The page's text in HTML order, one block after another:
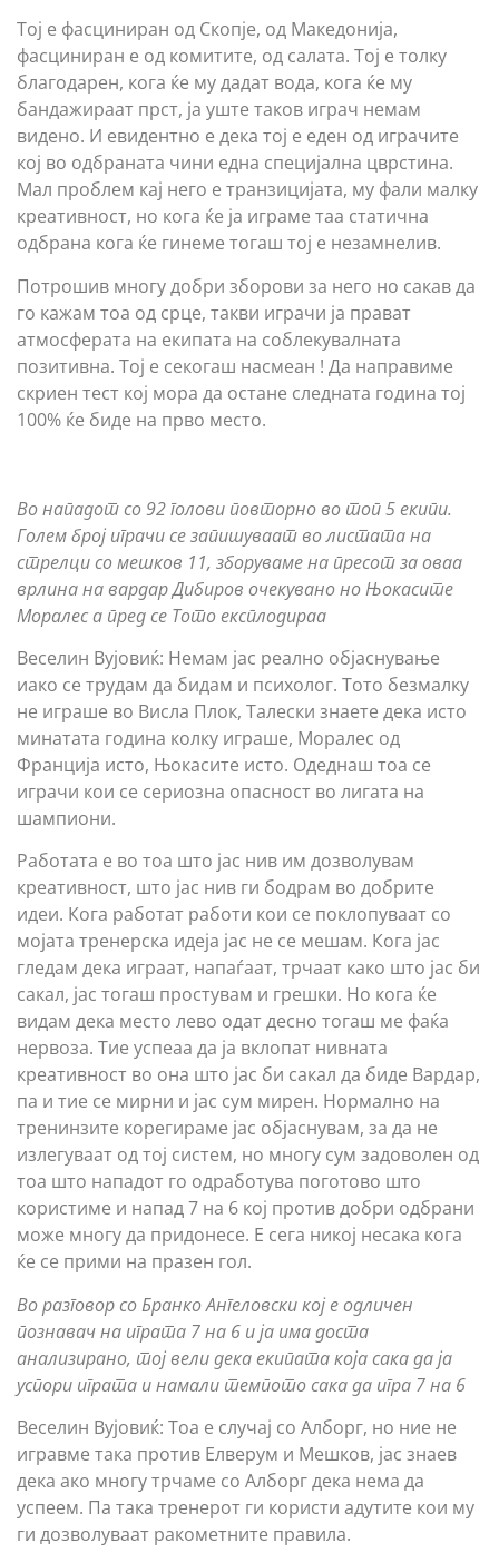
Тој е фасциниран од Скопје, од Македонија,
фасциниран е од комитите, од салата. Тој е толку
благодарен, кога ќе му дадат вода, кога ќе му
бандажираат прст, ја уште таков играч немам
видено. И евидентно е дека тој е еден од играчите
кој во одбраната чини една специјална цврстина.
Мал проблем кај него е транзицијата, му фали малку
креативност, но кога ќе ја играме таа статична
одбрана кога ќе гинеме тогаш тој е незамнелив.
Потрошив многу добри зборови за него но сакав да
го кажам тоа од срце, такви играчи ја прават
атмосферата на екипата на соблекувалната
позитивна. Тој е секогаш насмеан ! Да направиме
скриен тест кој мора да остане следната година тој
100% ќе биде на прво место.
Во нападот со 92 голови повторно во топ 5 екипи.
Голем број играчи се запишуваат во листата на
стрелци со мешков 11, зборуваме на пресот за оваа
врлина на вардар Дибиров очекувано но Њокасите
Моралес а пред се Тото експлодираа
Веселин Вујовиќ: Немам јас реално објаснување
иако се трудам да бидам и психолог. Тото безмалку
не играше во Висла Плок, Талески знаете дека исто
минатата година колку играше, Моралес од
Франција исто, Њокасите исто. Одеднаш тоа се
играчи кои се сериозна опасност во лигата на
шампиони.
Работата е во тоа што јас нив им дозволувам
креативност, што јас нив ги бодрам во добрите
идеи. Кога работат работи кои се поклопуваат со
мојата тренерска идеја јас не се мешам. Кога јас
гледам дека играат, напаѓаат, трчаат како што јас би
сакал, јас тогаш простувам и грешки. Но кога ќе
видам дека место лево одат десно тогаш ме фаќа
нервоза. Тие успеаа да ја вклопат нивната
креативност во она што јас би сакал да биде Вардар,
па и тие се мирни и јас сум мирен. Нормално на
тренинзите корегираме јас објаснувам, за да не
излегуваат од тој систем, но многу сум задоволен од
тоа што нападот го одработува поготово што
користиме и напад 7 на 6 кој против добри одбрани
може многу да придонесе. Е сега никој несака кога
ќе се прими на празен гол.
Во разговор со Бранко Ангеловски кој е одличен
познавач на играта 7 на 6 и ја има доста
анализирано, тој вели дека екипата која сака да ја
успори играта и намали темпото сака да игра 7 на 6
Веселин Вујовиќ: Тоа е случај со Алборг, но ние не
игравме така против Елверум и Мешков, јас знаев
дека ако многу трчаме со Алборг дека нема да
успеем. Па така тренерот ги користи адутите кои му
ги дозволуваат ракометните правила.